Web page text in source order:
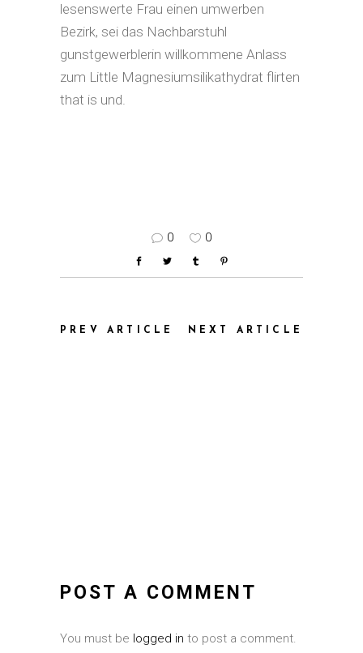
lesenswerte Frau einen umwerben
Bezirk, sei das Nachbarstuhl
gunstgewerblerin willkommene Anlass
zum Little Magnesiumsilikathydrat flirten
that is und.
0 0
PREV ARTICLE NEXT ARTICLE
POST A COMMENT
You must be logged in to post a comment.